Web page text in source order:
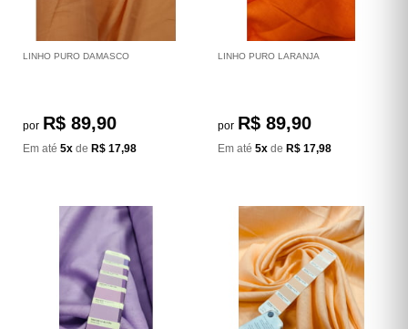
LINHO PURO DAMASCO
por R$ 89,90
Em até 5x de R$ 17,98
LINHO PURO LARANJA
por R$ 89,90
Em até 5x de R$ 17,98